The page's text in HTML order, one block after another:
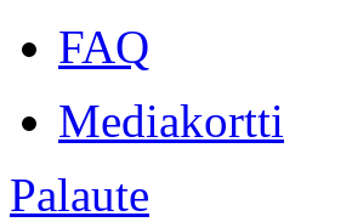
FAQ
Mediakortti
Palaute